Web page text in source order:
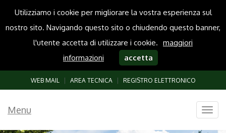
Utilizziamo i cookie per migliorare la vostra esperienza sul
nostro sito. Navigando questo sito o chiudendo questo banner,
l'utente accetta di utilizzare i cookie. maggiori
informazioni
accetta
WEB MAIL AREA TECNICA REGISTRO ELETTRONICO
Menu